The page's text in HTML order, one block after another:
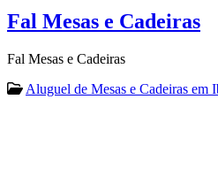
Fal Mesas e Cadeiras
Fal Mesas e Cadeiras
Aluguel de Mesas e Cadeiras em